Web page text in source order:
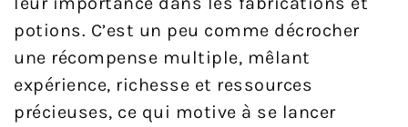
potions. C’est un peu comme décrocher
une récompense multiple, mêlant
expérience, richesse et ressources
précieuses, ce qui motive à se lancer